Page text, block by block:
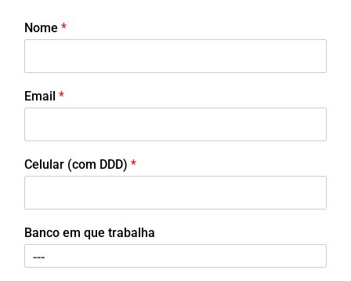
Nome *
Email *
Celular (com DDD) *
Banco em que trabalha